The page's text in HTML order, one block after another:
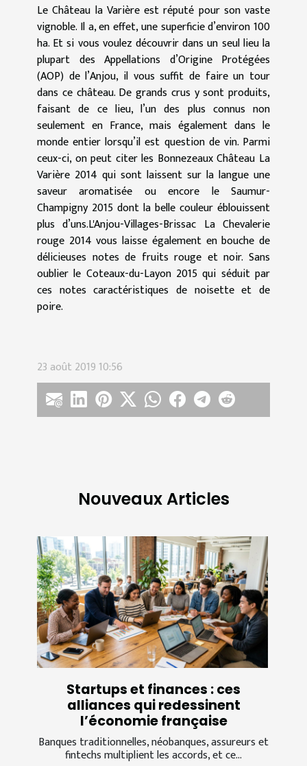
Le Château la Varière est réputé pour son vaste
vignoble. Il a, en effet, une superficie d’environ 100
ha. Et si vous voulez découvrir dans un seul lieu la
plupart des Appellations d’Origine Protégées
(AOP) de l’Anjou, il vous suffit de faire un tour
dans ce château. De grands crus y sont produits,
faisant de ce lieu, l’un des plus connus non
seulement en France, mais également dans le
monde entier lorsqu’il est question de vin. Parmi
ceux-ci, on peut citer les Bonnezeaux Château La
Varière 2014 qui sont laissent sur la langue une
saveur aromatisée ou encore le Saumur-
Champigny 2015 dont la belle couleur éblouissent
plus d’uns.L'Anjou-Villages-Brissac La Chevalerie
rouge 2014 vous laisse également en bouche de
délicieuses notes de fruits rouge et noir. Sans
oublier le Coteaux-du-Layon 2015 qui séduit par
ces notes caractéristiques de noisette et de
poire.
23 août 2019 10:56
Nouveaux Articles
Startups et finances : ces
alliances qui redessinent
l’économie française
Banques traditionnelles, néobanques, assureurs et
fintechs multiplient les accords, et ce...